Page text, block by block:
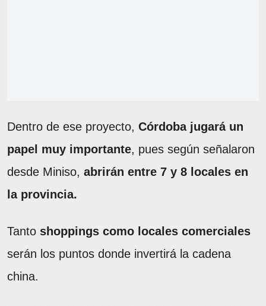
Dentro de ese proyecto, Córdoba jugará un
papel muy importante, pues según señalaron
desde Miniso, abrirán entre 7 y 8 locales en
la provincia.
Tanto shoppings como locales comerciales
serán los puntos donde invertirá la cadena
china.